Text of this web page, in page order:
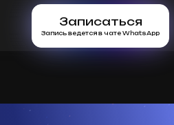
Записаться
Запись ведется в чате WhatsApp